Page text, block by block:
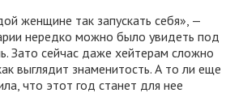
женщине так запускать себя», —
нередко можно было увидеть под
Зато сейчас даже хейтерам сложно
выглядит знаменитость. А то ли еще
что этот год станет для нее